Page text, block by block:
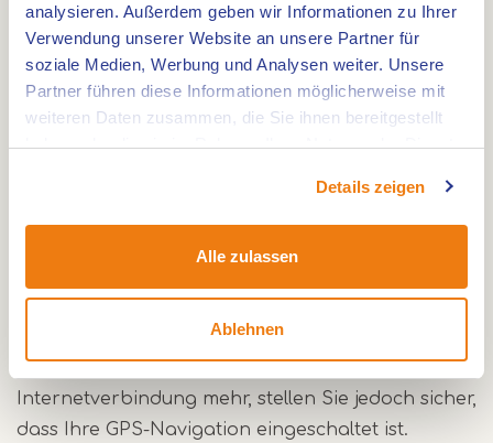
analysieren. Außerdem geben wir Informationen zu Ihrer
Verwendung unserer Website an unsere Partner für
soziale Medien, Werbung und Analysen weiter. Unsere
Partner führen diese Informationen möglicherweise mit
weiteren Daten zusammen, die Sie ihnen bereitgestellt
haben oder die sie im Rahmen Ihrer Nutzung der Dienste
Details zeigen
Alle zulassen
Ablehnen
die Schmuggelvergangenheit.
Laden Sie die IZI-Reise-App für ein interaktives
Um die Mein Bomenkunstroute in vollen Zügen
genießen zu können, empfiehlt es sich, zunächst
„Meine Bomenkunstroute“ suchen und die
Wanderung herunterladen. Von diesem Moment
Internetverbindung mehr, stellen Sie jedoch sicher,
dass Ihre GPS-Navigation eingeschaltet ist.